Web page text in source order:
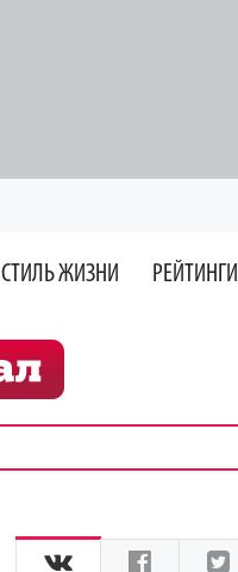
СТИЛЬ ЖИЗНИ РЕЙТИНГИ